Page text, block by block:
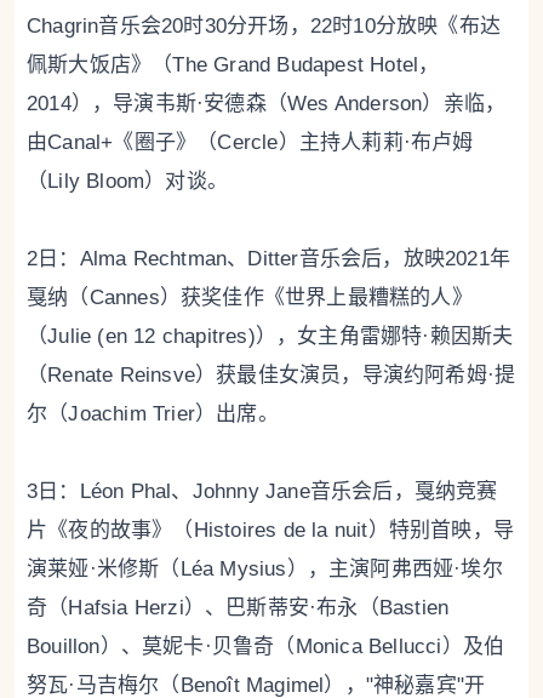
Chagrin音乐会20时30分开场，22时10分放映《布达
佩斯大饭店》（The Grand Budapest Hotel，
2014），导演韦斯·安德森（Wes Anderson）亲临，
由Canal+《圈子》（Cercle）主持人莉莉·布卢姆
（Lily Bloom）对谈。
2日：Alma Rechtman、Ditter音乐会后，放映2021年
戛纳（Cannes）获奖佳作《世界上最糟糕的人》
（Julie (en 12 chapitres)），女主角雷娜特·赖因斯夫
（Renate Reinsve）获最佳女演员，导演约阿希姆·提
尔（Joachim Trier）出席。
3日：Léon Phal、Johnny Jane音乐会后，戛纳竞赛
片《夜的故事》（Histoires de la nuit）特别首映，导
演莱娅·米修斯（Léa Mysius），主演阿弗西娅·埃尔
奇（Hafsia Herzi）、巴斯蒂安·布永（Bastien
Bouillon）、莫妮卡·贝鲁奇（Monica Bellucci）及伯
努瓦·马吉梅尔（Benoît Magimel），"神秘嘉宾"开